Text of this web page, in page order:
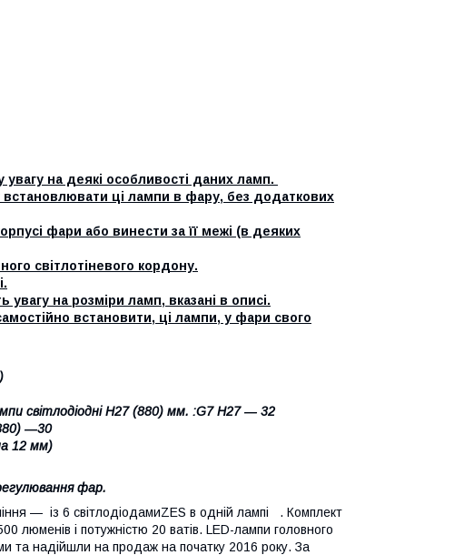
на деякі особливості даних ламп.
ці лампи в фару, без додаткових
фари або винести за її межі (в деяких
світлотіневого кордону.
на розміри ламп, вказані в описі.
встановити, ці лампи, у фари свого
світлодіодні Н27 (880) мм. :G7 Н27 ― 32
―30
12 мм)
фар.
— із 6 світлодіодамиZES в одній лампі . Комплект
люменів і потужністю 20 ватів. LED-лампи головного
та надійшли на продаж на початку 2016 року. За